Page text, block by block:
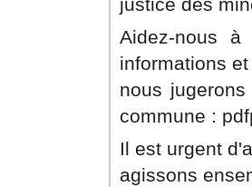
Aidez-nous
informations
nous
commune :
Il est urgent
agissons